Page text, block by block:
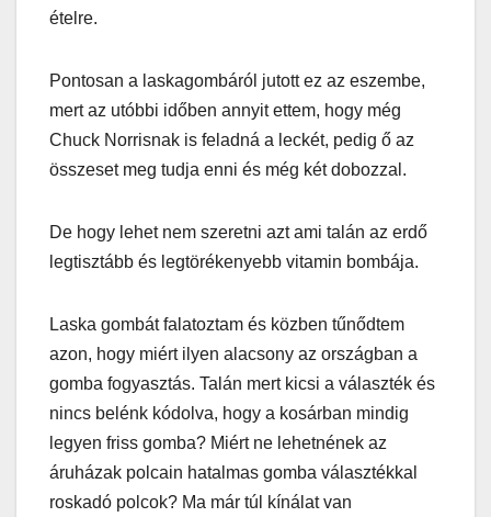
ételre.
Pontosan a laskagombáról jutott ez az eszembe,
mert az utóbbi időben annyit ettem, hogy még
Chuck Norrisnak is feladná a leckét, pedig ő az
összeset meg tudja enni és még két dobozzal.
De hogy lehet nem szeretni azt ami talán az erdő
legtisztább és legtörékenyebb vitamin bombája.
Laska gombát falatoztam és közben tűnődtem
azon, hogy miért ilyen alacsony az országban a
gomba fogyasztás. Talán mert kicsi a választék és
nincs belénk kódolva, hogy a kosárban mindig
legyen friss gomba? Miért ne lehetnének az
áruházak polcain hatalmas gomba választékkal
roskadó polcok? Ma már túl kínálat van